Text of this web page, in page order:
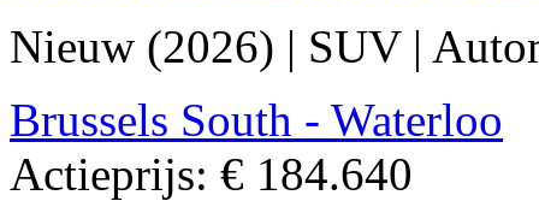
Nieuw (2026) | SUV|
Brussels South - Waterloo
Actieprijs: € 184.640